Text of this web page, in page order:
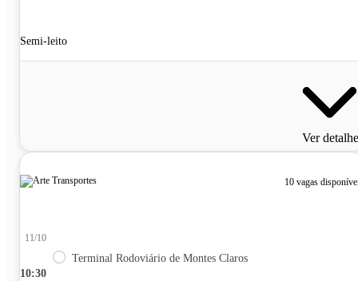
Semi-leito
Ver
10 vagas
10:30
11/10
Terminal Rodoviário de Montes Claros